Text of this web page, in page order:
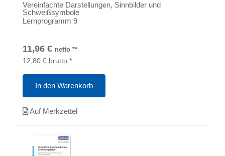
Vereinfachte Darstellungen, Sinnbilder und
Schweißsymbole
Lernprogramm 9
11,96 € netto **
12,80 € brutto *
In den Warenkorb
Auf Merkzettel